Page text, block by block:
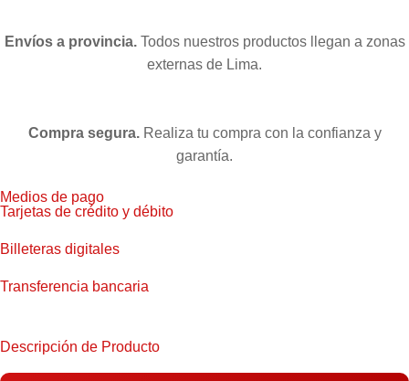
Envíos a provincia.Todos nuestros productos llegan a zonas
externas de Lima.
Compra segura.Realiza tu compra con la confianza y
garantía.
Medios de pago
Tarjetas de crédito y débito
Billeteras digitales
Transferencia bancaria
Descripción de Producto